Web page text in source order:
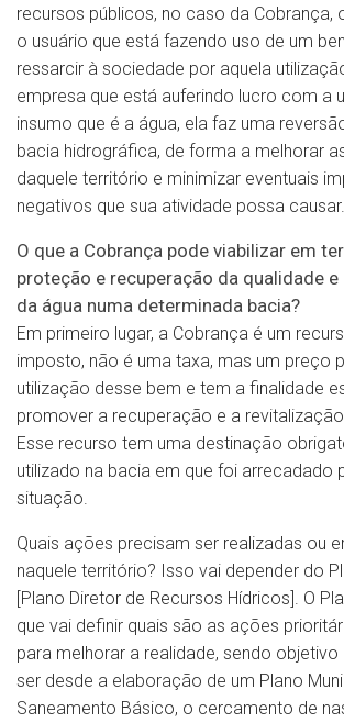
recursos públicos, no caso da Cobrança,
o usuário que está fazendo uso de um
ressarcir à sociedade por aquela
empresa que está auferindo lucro com a
insumo que é a água, ela faz uma
bacia hidrográfica, de forma a melhorar
daquele território e minimizar eventuais
negativos que sua atividade possa causar.
O que a Cobrança pode viabilizar em
proteção e recuperação da qualidade
da água numa determinada bacia?
Em primeiro lugar, a Cobrança é um
imposto, não é uma taxa, mas um preço
utilização desse bem e tem a finalidade
promover a recuperação e a
Esse recurso tem uma destinação
utilizado na bacia em que foi arrecadado
situação.
Quais ações precisam ser realizadas ou
naquele território? Isso vai depender do
[Plano Diretor de Recursos Hídricos]. O
que vai definir quais são as ações
para melhorar a realidade, sendo
ser desde a elaboração de um Plano
Saneamento Básico, o cercamento de